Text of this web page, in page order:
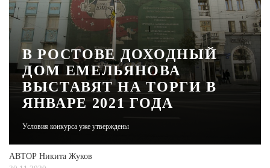
ЧЕЛОВЕК ОСОБЕННЫЙ
КУЛЬТ ЕДЫ
АФИША
ЖУРНАЛ
В РОСТОВЕ ДОХОДНЫЙ
ДОМ ЕМЕЛЬЯНОВА
ВЫСТАВЯТ НА ТОРГИ В
ЯНВАРЕ 2021 ГОДА
Условия конкурса уже утверждены
АВТОР Никита Жуков